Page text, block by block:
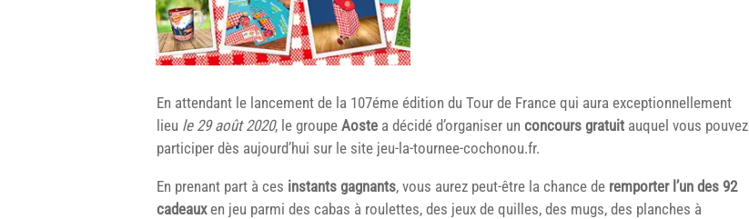
En attendant le lancement de la 107éme édition du Tour de France qui aura exceptionnellement
lieu le 29 août 2020, le groupe Aoste a décidé d’organiser un concours gratuit auquel vous pouvez
participer dès aujourd’hui sur le site jeu-la-tournee-cochonou.fr.
En prenant part à ces instants gagnants, vous aurez peut-être la chance de remporter l’un des 92
cadeauxen jeu parmi des cabas à roulettes, des jeux de quilles, des mugs, des planches à